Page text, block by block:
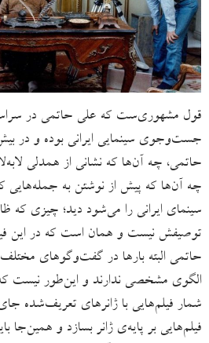
قول مشهوری‌ست که علی حاتمی در
جست‌وجوی سینمایی ایرانی بوده و در
حاتمی، چه آن‌ها که نشانی از همدلی
چه آن‌ها که پیش از نوشتن به جمله‌هایی
سینمای ایرانی را می‌شود دید؛ چیزی که
توصیفش نیست و همان است که در این
حاتمی البته بارها در گفت‌وگوهای
الگوی مشخصی ندارند و این‌طور نیست
شمار فیلم‌هایی با ژانرهای تعریف‌شده
فیلم‌هایی بر پایه‌ی ژانر بسازد و همین‌جا